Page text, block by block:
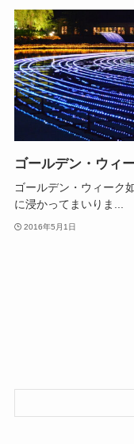
ゴールデン・ウィ
ゴールデン・ウィーク
に浸かってまいりま...
2016年5月1日